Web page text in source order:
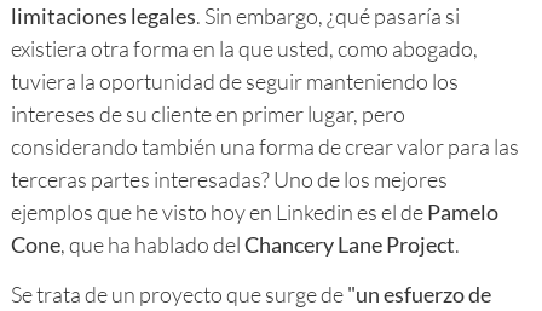
limitaciones legales. Sin embargo, ¿qué pasaría si
existiera otra forma en la que usted, como abogado,
tuviera la oportunidad de seguir manteniendo los
intereses de su cliente en primer lugar, pero
considerando también una forma de crear valor para las
terceras partes interesadas? Uno de los mejores
ejemplos que he visto hoy en Linkedin es el dePamelo
Cone, que ha hablado delChancery Lane Project.
Se trata de un proyecto que surge de"un esfuerzo de